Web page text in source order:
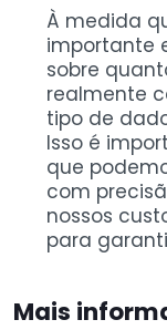
À medida
importante
sobre
realmente
tipo de
Isso é
que
com
nossos
para
Mais